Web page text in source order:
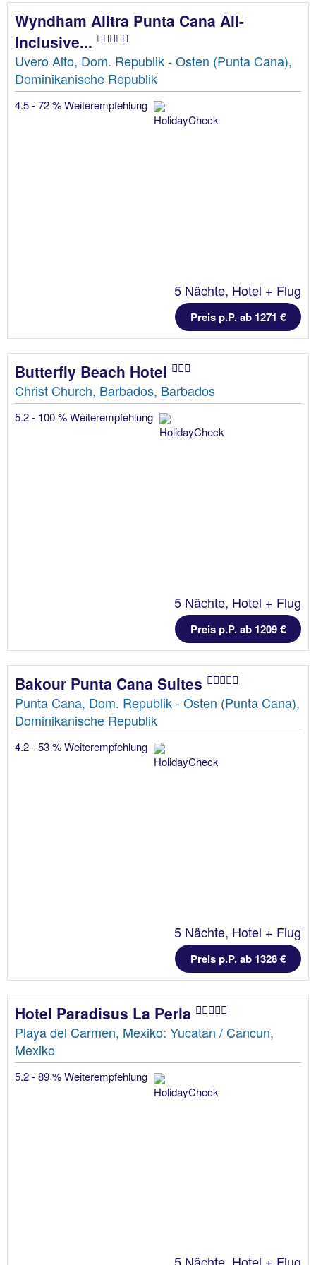
Wyndham Alltra Punta Cana All-
Inclusive...
Uvero Alto, Dom. Republik - Osten (Punta Cana),
Dominikanische Republik
4.5 - 72 % Weiterempfehlung
5 Nächte, Hotel + Flug
Preis p.P. ab 1271 €
Butterfly Beach Hotel
Christ Church, Barbados, Barbados
5.2 - 100 % Weiterempfehlung
5 Nächte, Hotel + Flug
Preis p.P. ab 1209 €
Bakour Punta Cana Suites
Punta Cana, Dom. Republik - Osten (Punta Cana),
Dominikanische Republik
4.2 - 53 % Weiterempfehlung
5 Nächte, Hotel + Flug
Preis p.P. ab 1328 €
Hotel Paradisus La Perla
Playa del Carmen, Mexiko: Yucatan / Cancun,
Mexiko
5.2 - 89 % Weiterempfehlung